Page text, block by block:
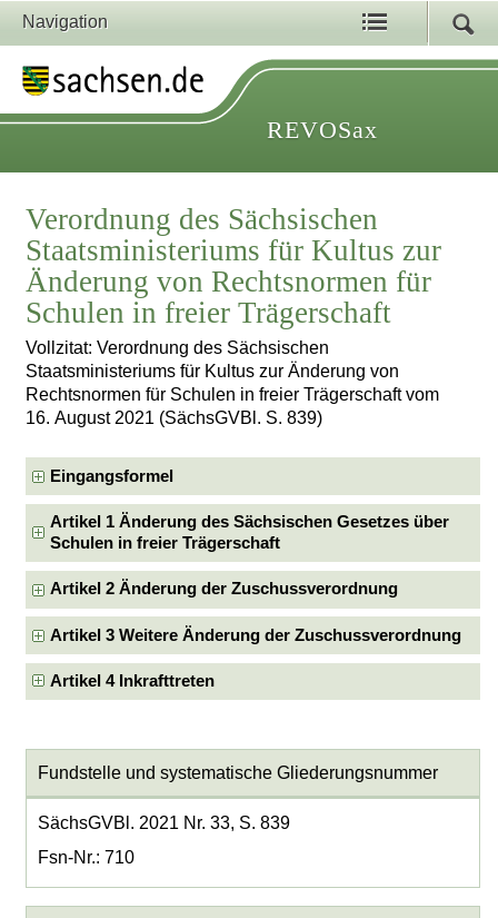
Navigation
REVOSax
Verordnung des Sächsischen
Staatsministeriums für Kultus zur
Änderung von Rechtsnormen für
Schulen in freier Trägerschaft
Vollzitat: Verordnung des Sächsischen
Staatsministeriums für Kultus zur Änderung von
Rechtsnormen für Schulen in freier Trägerschaft vom
16. August 2021 (SächsGVBl. S. 839)
Eingangsformel
Artikel 1 Änderung des Sächsischen Gesetzes über
Schulen in freier Trägerschaft
Artikel 2 Änderung der Zuschussverordnung
Artikel 3 Weitere Änderung der Zuschussverordnung
Artikel 4 Inkrafttreten
Fundstelle und systematische Gliederungsnummer
SächsGVBl. 2021 Nr. 33, S. 839
Fsn-Nr.: 710